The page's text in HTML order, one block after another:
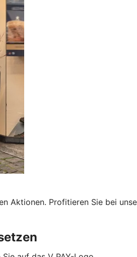
Aktionen. Profitieren Sie bei